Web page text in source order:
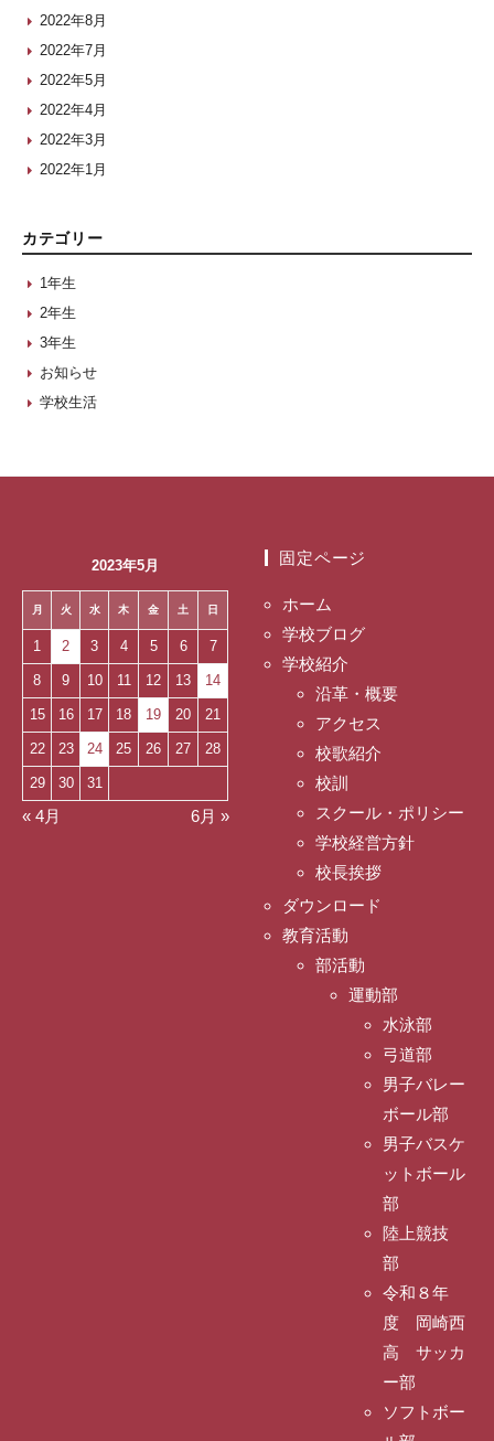
2022年8月
2022年7月
2022年5月
2022年4月
2022年3月
2022年1月
カテゴリー
1年生
2年生
3年生
お知らせ
学校生活
2023年5月
月 火 水 木 金 土 日
1 2 3 4 5 6 7
8 9 10 11 12 13 14
15 16 17 18 19 20 21
22 23 24 25 26 27 28
29 30 31
« 4月 6月 »
固定ページ
ホーム
学校ブログ
学校紹介
沿革・概要
アクセス
校歌紹介
校訓
スクール・ポリシー
学校経営方針
校長挨拶
ダウンロード
教育活動
部活動
運動部
水泳部
弓道部
男子バレー
ボール部
男子バスケ
ットボール
部
陸上競技
部
令和８年
度 岡崎西
高 サッカ
ー部
ソフトボー